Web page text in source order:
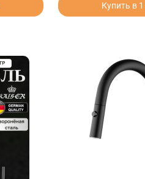
Купить в